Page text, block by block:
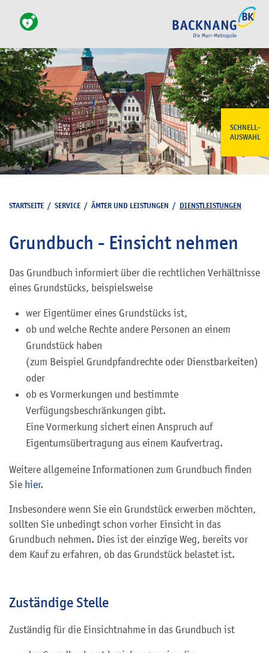
SCHNELL-
AUSWAHL
STARTSEITE / SERVICE / ÄMTER UND LEISTUNGEN / DIENSTLEISTUNGEN
Grundbuch - Einsicht nehmen
Das Grundbuch informiert über die rechtlichen Verhältnisse
eines Grundstücks, beispielsweise
wer Eigentümer eines Grundstücks ist,
ob und welche Rechte andere Personen an einem
Grundstück haben
(zum Beispiel Grundpfandrechte oder Dienstbarkeiten)
oder
ob es Vormerkungen und bestimmte
Verfügungsbeschränkungen gibt.
Eine Vormerkung sichert einen Anspruch auf
Eigentumsübertragung aus einem Kaufvertrag.
Weitere allgemeine Informationen zum Grundbuch finden
Sie hier.
Insbesondere wenn Sie ein Grundstück erwerben möchten,
sollten Sie unbedingt schon vorher Einsicht in das
Grundbuch nehmen. Dies ist der einzige Weg, bereits vor
dem Kauf zu erfahren, ob das Grundstück belastet ist.
Zuständige Stelle
Zuständig für die Einsichtnahme in das Grundbuch ist